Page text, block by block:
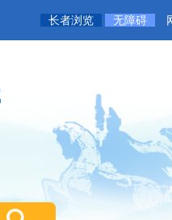
长者浏览 无障碍